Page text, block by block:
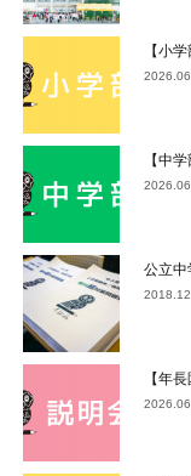
【小
【中
公立
【年